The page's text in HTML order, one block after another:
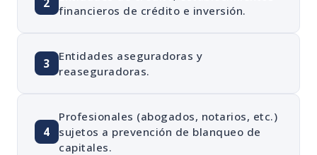
financieros de crédito e inversión.
3
Entidades aseguradoras y
reaseguradoras.
4
Profesionales (abogados, notarios, etc.)
sujetos a prevención de blanqueo de
capitales.